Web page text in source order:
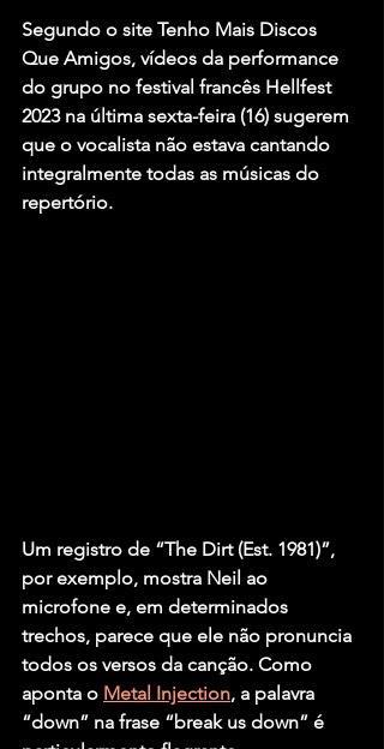
Segundo o site Tenho Mais Discos
Que Amigos, vídeos da performance
do grupo no festival francês Hellfest
2023 na última sexta-feira (16) sugerem
que o vocalista não estava cantando
integralmente todas as músicas do
repertório.
Um registro de “The Dirt (Est. 1981)”,
por exemplo, mostra Neil ao
microfone e, em determinados
trechos, parece que ele não pronuncia
todos os versos da canção. Como
aponta o Metal Injection, a palavra
“down” na frase “break us down” é